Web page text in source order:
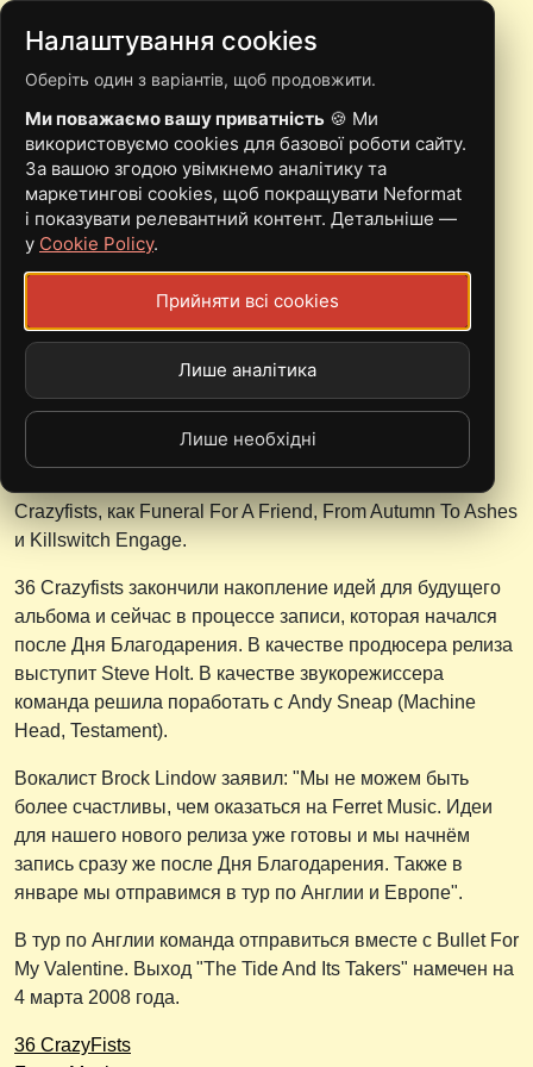
36 CRAZYFISTS
ГОТОВЯТСЯ К ДЕБЮТУ
НА FERRET
29 Листопад, 2007 - 14:51
Команда из Аляски 36 Crazyfists сейчас находится в
студии, где работает над альбомом, который станет их
дебютом на Ferret Music. Предварительное название
релиза "The Tide And Its Takers". Ребята рады
сотрудничеству с Ferret, которые являются
ответственными за успехи в карьерах таких коллег 36
Crazyfists, как Funeral For A Friend, From Autumn To Ashes
и Killswitch Engage.
36 Crazyfists закончили накопление идей для будущего
альбома и сейчас в процессе записи, которая начался
после Дня Благодарения. В качестве продюсера релиза
выступит Steve Holt. В качестве звукорежиссера
команда решила поработать с Andy Sneap (Machine
Head, Testament).
Вокалист Brock Lindow заявил: "Мы не можем быть
более счастливы, чем оказаться на Ferret Music. Идеи
для нашего нового релиза уже готовы и мы начнём
запись сразу же после Дня Благодарения. Также в
январе мы отправимся в тур по Англии и Европе".
В тур по Англии команда отправиться вместе с Bullet For
My Valentine. Выход "The Tide And Its Takers" намечен на
4 марта 2008 года.
36 CrazyFists
Налаштування cookies
Оберіть один з варіантів, щоб продовжити.
Ми поважаємо вашу приватність 🍪 Ми
використовуємо cookies для базової роботи сайту.
За вашою згодою увімкнемо аналітику та
маркетингові cookies, щоб покращувати Neformat
і показувати релевантний контент. Детальніше —
у Cookie Policy.
Прийняти всі cookies
Лише аналітика
Лише необхідні